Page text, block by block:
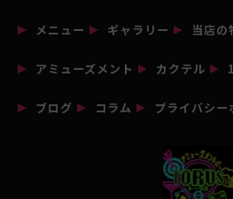
メニュー ギャラリー 当店の
アミューズメント カクテル
ブログ コラム プライバシー